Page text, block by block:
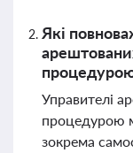
Які
Управителі
процедурою
зокрема